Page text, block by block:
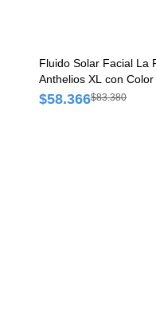
Fluido Solar Facial La
Anthelios XL con
$58.366$83.380